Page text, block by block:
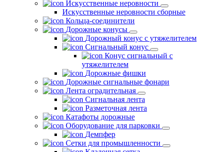
Искусственные неровности
Искусственные неровности сборные
Кольца-соединители
Дорожные конусы
Дорожный конус с утяжелителем
Сигнальный конус
Конус сигнальный с
утяжелителем
Дорожные фишки
Дорожные сигнальные фонари
Лента оградительная
Сигнальная лента
Разметочная лента
Катафоты дорожные
Оборудование для парковки
Демпфер
Сетки для промышленности